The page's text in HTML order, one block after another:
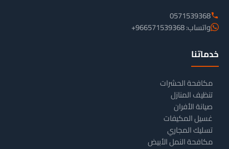
0571539368
واتساب: 966571539368+
خدماتنا
مكافحة الحشرات
تنظيف المنازل
صيانة الأفران
غسيل المكيفات
تسليك المجاري
مكافحة النمل الأبيض